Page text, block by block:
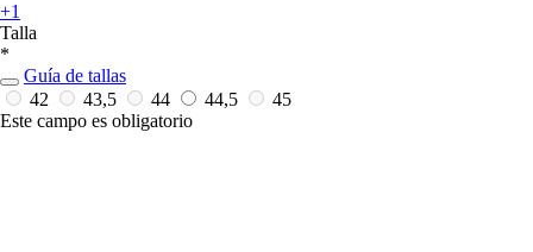
+1
Talla
*
Guía de tallas
42
43,5 44 44,5
45
Este campo es obligatorio